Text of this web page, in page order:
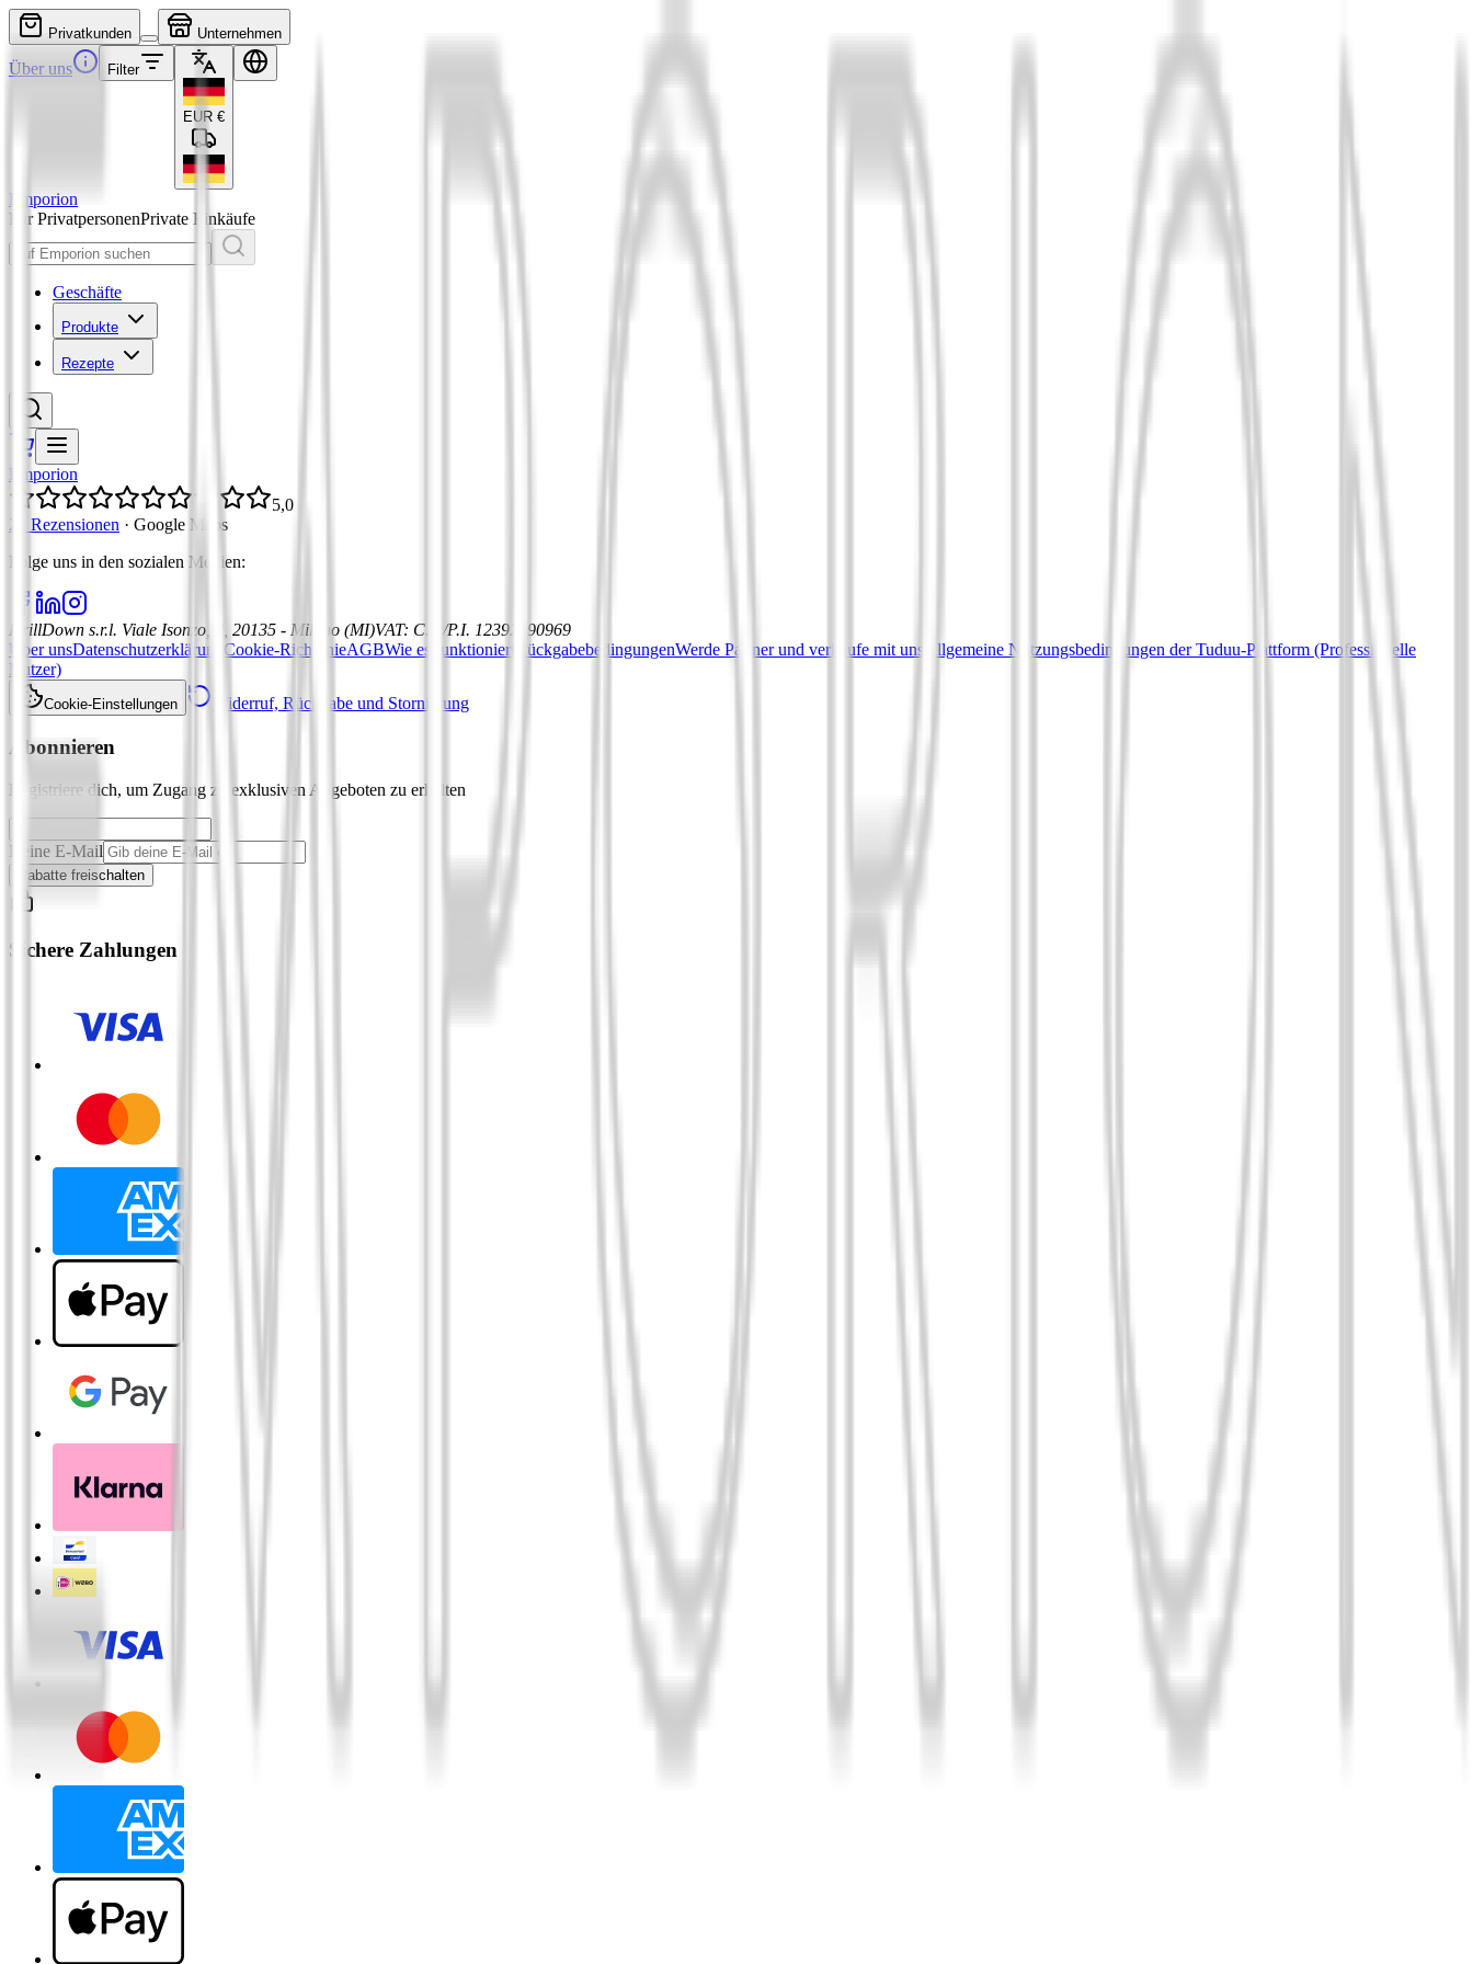
Privatkunden Unternehmen
Über uns Filter
EUR €
Emporion
Für PrivatpersonenPrivate Einkäufe
Geschäfte
Produkte
Rezepte
Emporion
5,0
21 Rezensionen · Google Maps
Folge uns in den sozialen Medien:
DrillDown s.r.l. Viale Isonzo, 8, 20135 - Milano (MI)VAT: C.F./P.I. 12392590969
Über unsDatenschutzerklärung Cookie-RichtlinieAGBWie es funktioniert RückgabebedingungenWerde Partner und verkaufe mit uns
Allgemeine Nutzungsbedingungen der Tuduu-Plattform (Professionelle
Nutzer)
Cookie-Einstellungen Widerruf, Rückgabe und Stornierung
Abonnieren
Registriere dich, um Zugang zu exklusiven Angeboten zu erhalten
Deine E-Mail
Rabatte freischalten
Sichere Zahlungen